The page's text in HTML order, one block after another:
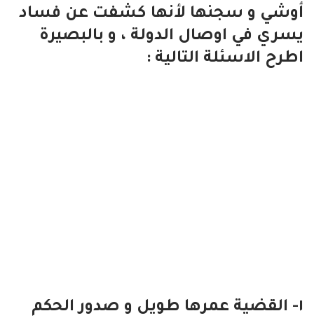
أوشي و سجنها لأنها كشفت عن فساد
يسري في اوصال الدولة ، و بالبصيرة
اطرح الاسئلة التالية :
١- القضية عمرها طويل و صدور الحكم